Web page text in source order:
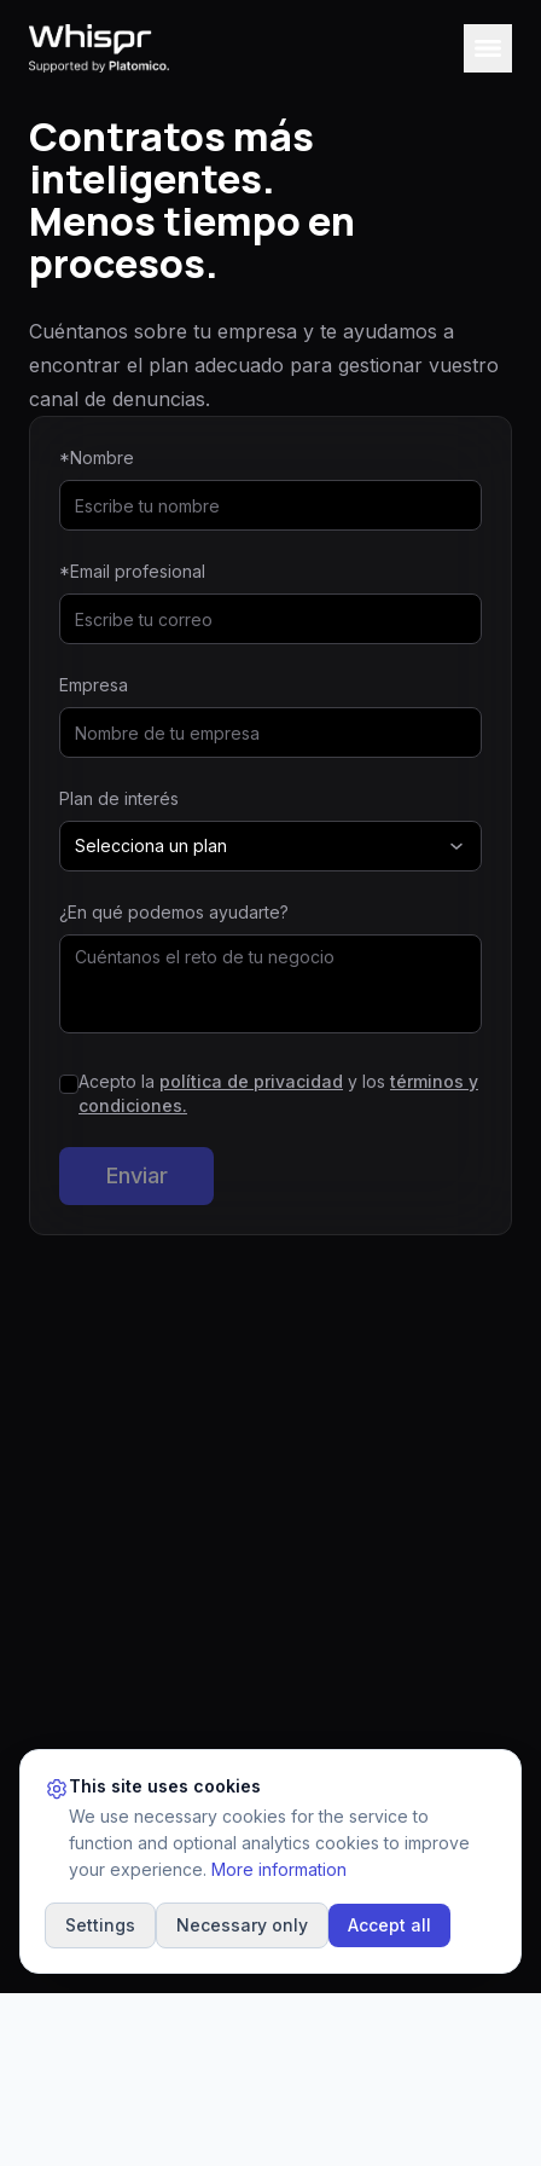
Contratos más
inteligentes.
Menos tiempo en
procesos.
Cuéntanos sobre tu empresa y te ayudamos a
encontrar el plan adecuado para gestionar vuestro
canal de denuncias.
*Nombre
*Email profesional
Empresa
Plan de interés
Selecciona un plan
¿En qué podemos ayudarte?
Acepto la política de privacidad y los términos y
condiciones.
Enviar
This site uses cookies
We use necessary cookies for the service to
function and optional analytics cookies to improve
your experience. More information
Settings Necessary only Accept all